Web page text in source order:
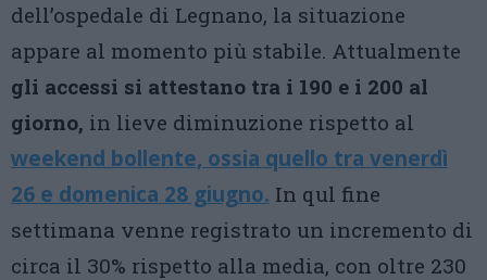
dell’ospedale di Legnano, la situazione
appare al momento più stabile. Attualmente
gli accessi si attestano tra i 190 e i 200 al
giorno, in lieve diminuzione rispetto al
weekend bollente, ossia quello tra venerdì
26 e domenica 28 giugno. In qul fine
settimana venne registrato un incremento di
circa il 30% rispetto alla media, con oltre 230